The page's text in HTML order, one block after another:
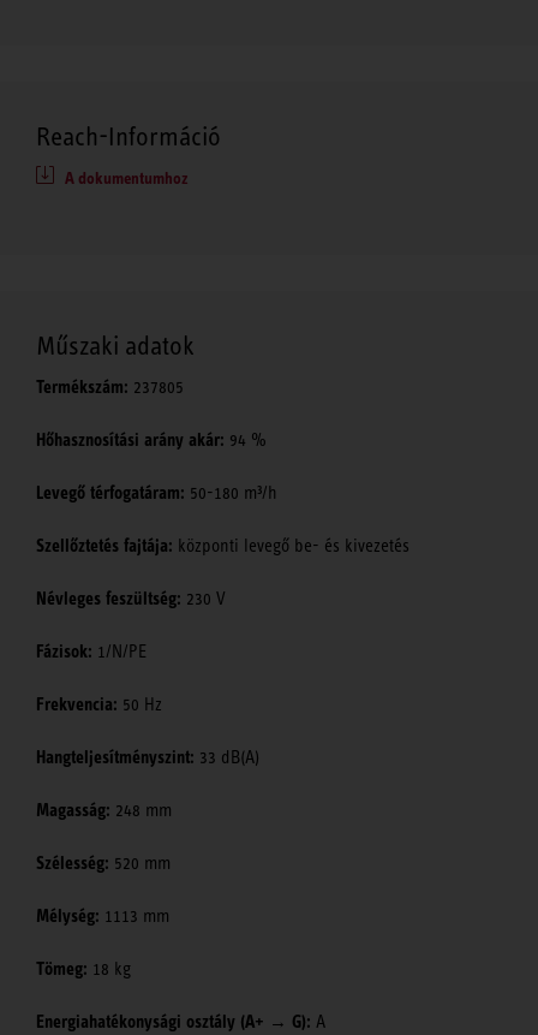
Reach-Információ
A dokumentumhoz
Műszaki adatok
Termékszám: 237805
Hőhasznosítási arány akár: 94 %
Levegő térfogatáram: 50-180 m³/h
Szellőztetés fajtája: központi levegő be- és kivezetés
Névleges feszültség: 230 V
Fázisok: 1/N/PE
Frekvencia: 50 Hz
Hangteljesítményszint: 33 dB(A)
Magasság: 248 mm
Szélesség: 520 mm
Mélység: 1113 mm
Tömeg: 18 kg
Energiahatékonysági osztály (A+ → G): A